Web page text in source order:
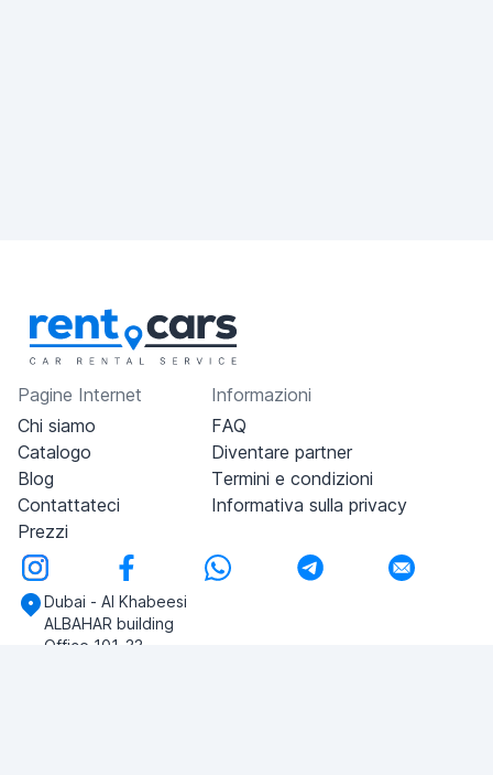
Pagine Internet
Chi siamo
Catalogo
Blog
Contattateci
Prezzi
Informazioni
FAQ
Diventare partner
Termini e condizioni
Informativa sulla privacy
Dubai - Al Khabeesi
ALBAHAR building
Office 101-33